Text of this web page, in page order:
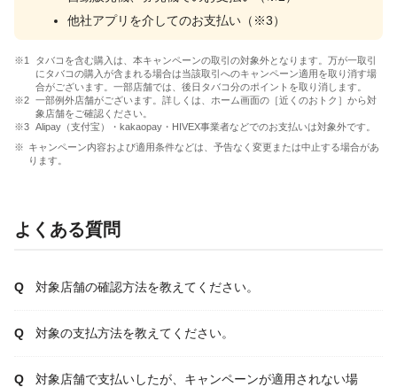
他社アプリを介してのお支払い（※3）
タバコを含む購入は、本キャンペーンの取引の対象外となります。万が一取引
にタバコの購入が含まれる場合は当該取引へのキャンペーン適用を取り消す場
合がございます。一部店舗では、後日タバコ分のポイントを取り消します。
一部例外店舗がございます。詳しくは、ホーム画面の［近くのおトク］から対
象店舗をご確認ください。
Alipay（支付宝）・kakaopay・HIVEX事業者などでのお支払いは対象外です。
キャンペーン内容および適用条件などは、予告なく変更または中止する場合があ
ります。
よくある質問
対象店舗の確認方法を教えてください。
対象の支払方法を教えてください。
対象店舗で支払いしたが、キャンペーンが適用されない場